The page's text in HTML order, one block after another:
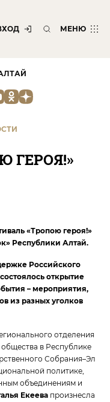
МЕНЮ
ГЕРОЯ!»
«Тропою героя!»
Республики Алтай.
Российского
открытие
– мероприятия,
из разных уголков
отделения
в Республике
Собрания–Эл
политике,
объединениям и
Екеевапроизнесла